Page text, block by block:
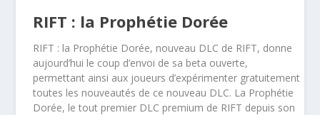
RIFT : la Prophétie Dorée
RIFT : la Prophétie Dorée, nouveau DLC de RIFT, donne
aujourd’hui le coup d’envoi de sa beta ouverte,
permettant ainsi aux joueurs d’expérimenter gratuitement
toutes les nouveautés de ce nouveau DLC. La Prophétie
Dorée, le tout premier DLC premium de RIFT depuis son